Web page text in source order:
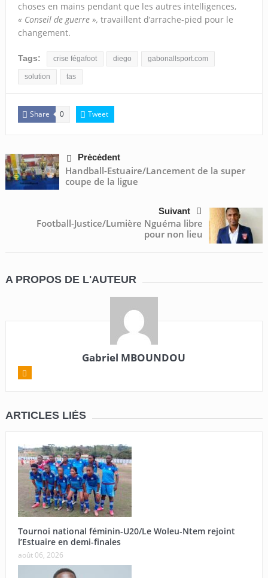
choses en mains pendant que les autres intelligences,
« Conseil de guerre », travaillent d’arrache-pied pour le
changement.
Tags: crise fégafoot diego gabonallsport.com
solution tas
Share 0 Tweet
Précédent
Handball-Estuaire/Lancement de la super
coupe de la ligue
Suivant
Football-Justice/Lumière Nguéma libre
pour non lieu
A PROPOS DE L'AUTEUR
Gabriel MBOUNDOU
ARTICLES LIÉS
Tournoi national féminin-U20/Le Woleu-Ntem rejoint
l’Estuaire en demi-finales
août 06, 2026